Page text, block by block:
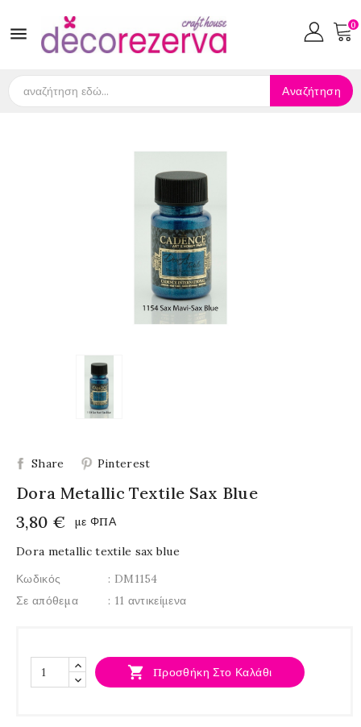
 0
Αναζήτηση
Share Pinterest
Dora Metallic Textile Sax Blue
3,80 €
με ΦΠΑ
Dora metallic textile sax blue
Κωδικός
: DM1154
Σε απόθεμα
: 11 αντικείμενα
 Προσθήκη Στο Καλάθι